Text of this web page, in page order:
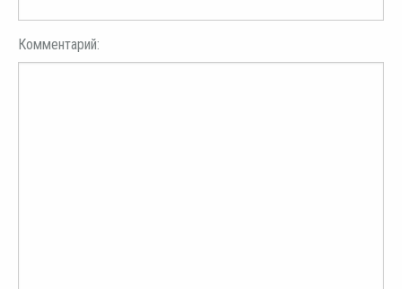
Комментарий: